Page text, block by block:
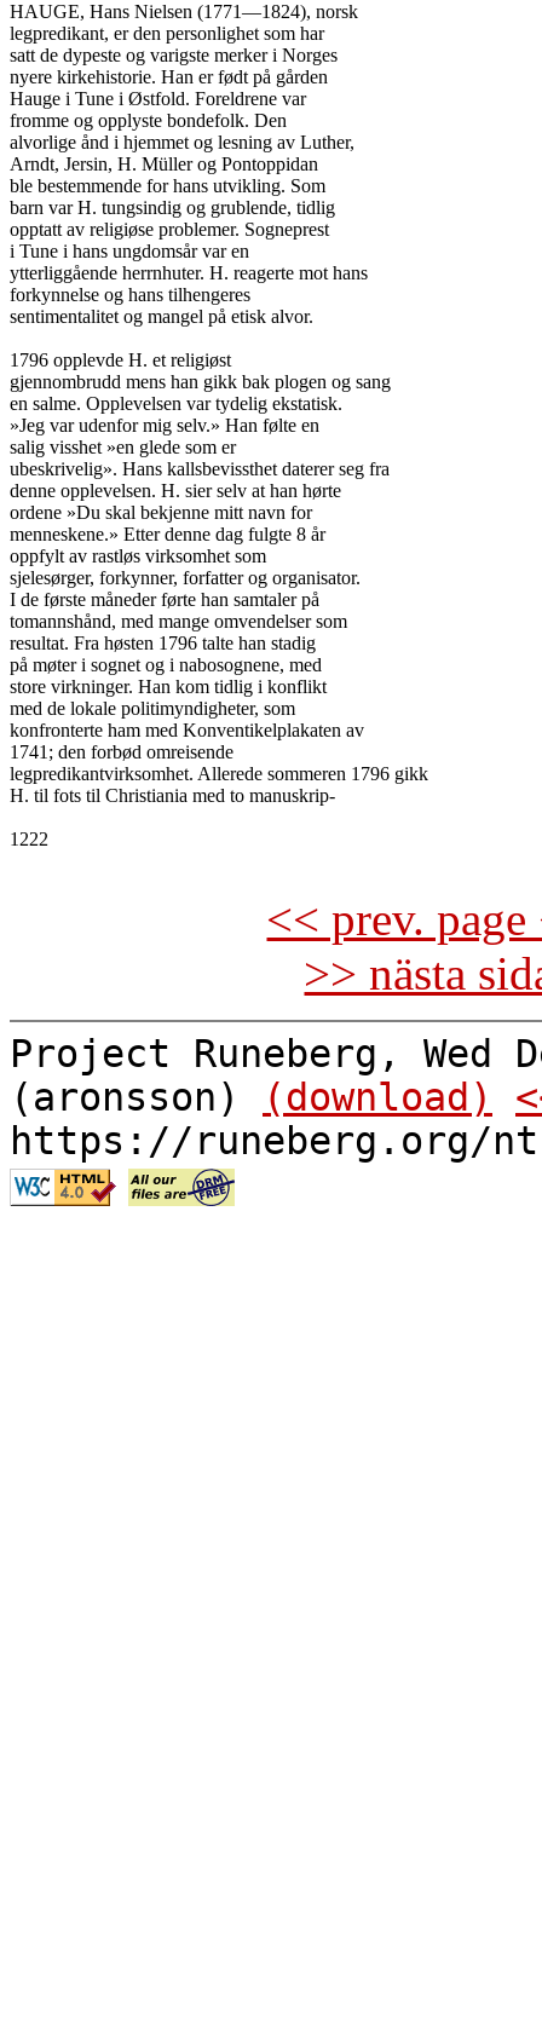
HAUGE, Hans Nielsen (1771—1824), norsk
legpredikant, er den personlighet som har
satt de dypeste og varigste merker i Norges
nyere kirkehistorie. Han er født på gården
Hauge i Tune i Østfold. Foreldrene var
fromme og opplyste bondefolk. Den
alvorlige ånd i hjemmet og lesning av Luther,
Arndt, Jersin, H. Müller og Pontoppidan
ble bestemmende for hans utvikling. Som
barn var H. tungsindig og grublende, tidlig
opptatt av religiøse problemer. Sogneprest
i Tune i hans ungdomsår var en
ytterliggående herrnhuter. H. reagerte mot hans
forkynnelse og hans tilhengeres
sentimentalitet og mangel på etisk alvor.
1796 opplevde H. et religiøst
gjennombrudd mens han gikk bak plogen og sang
en salme. Opplevelsen var tydelig ekstatisk.
»Jeg var udenfor mig selv.» Han følte en
salig visshet »en glede som er
ubeskrivelig». Hans kallsbevissthet daterer seg fra
denne opplevelsen. H. sier selv at han hørte
ordene »Du skal bekjenne mitt navn for
menneskene.» Etter denne dag fulgte 8 år
oppfylt av rastløs virksomhet som
sjelesørger, forkynner, forfatter og organisator.
I de første måneder førte han samtaler på
tomannshånd, med mange omvendelser som
resultat. Fra høsten 1796 talte han stadig
på møter i sognet og i nabosognene, med
store virkninger. Han kom tidlig i konflikt
med de lokale politimyndigheter, som
konfronterte ham med Konventikelplakaten av
1741; den forbød omreisende
legpredikantvirksomhet. Allerede sommeren 1796 gikk
H. til fots til Christiania med to manuskrip-
1222
<< prev.
>> nästa
Project Runeberg, Wed
(aronsson)
(download)
https://runeberg.org/